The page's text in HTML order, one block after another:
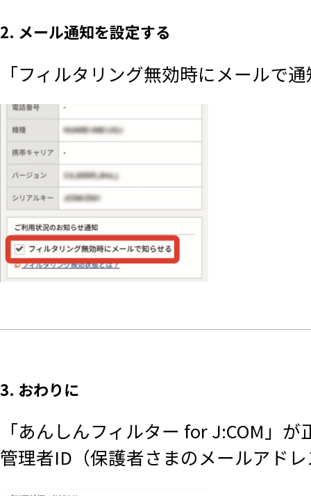
2. メール通知を設定する
「フィルタリング無効時にメールで
3. おわりに
「あんしんフィルター for J:COM」
管理者ID（保護者さまのメールアド